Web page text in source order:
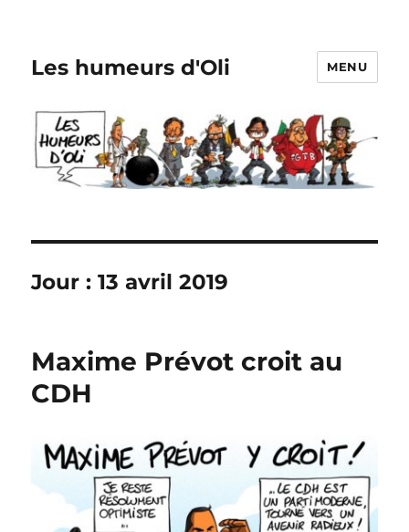
Les humeurs d'Oli MENU
Jour :13 avril 2019
Maxime Prévot croit au
CDH